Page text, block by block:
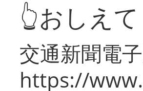
👆おしえ
交通新聞電
https://